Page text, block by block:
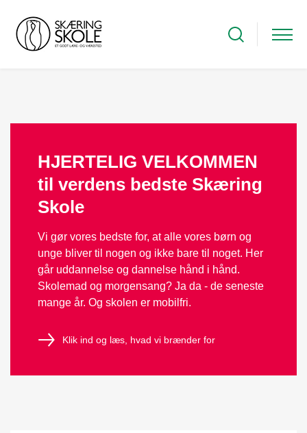
HJERTELIG VELKOMMEN
til verdens bedste Skæring
Skole
Vi gør vores bedste for, at alle vores børn og
unge bliver til nogen og ikke bare til noget. Her
går uddannelse og dannelse hånd i hånd.
Skolemad og morgensang? Ja da - de seneste
mange år. Og skolen er mobilfri.
Klik ind og læs, hvad vi brænder for